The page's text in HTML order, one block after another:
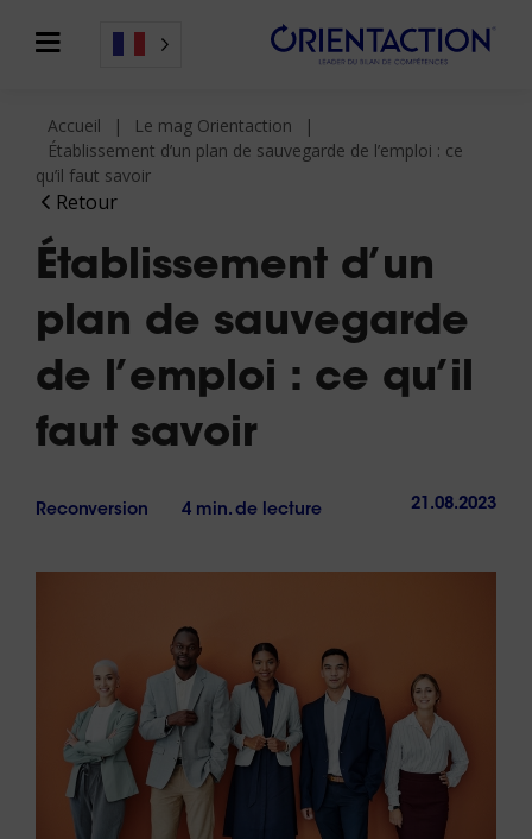
Retour
Accueil
Le mag Orientaction
Établissement d’un plan de sauvegarde de l’emploi : ce
qu’il faut savoir
Établissement d’un
plan de sauvegarde
de l’emploi : ce qu’il
faut savoir
Reconversion 4 min. de lecture 21.08.2023